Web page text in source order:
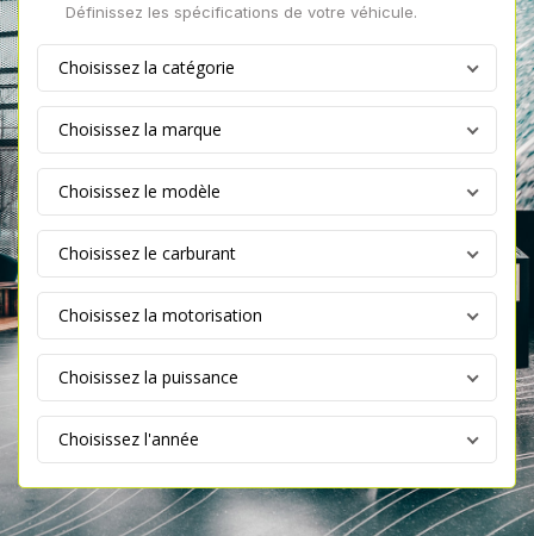
Définissez les spécifications de votre véhicule.